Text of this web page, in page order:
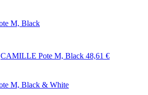
CAMILLE Pote M, Black 48,61 €